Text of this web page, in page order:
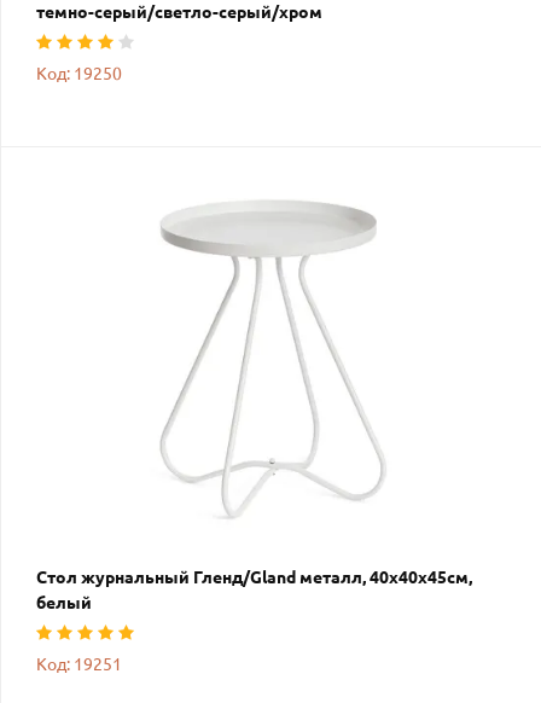
темно-серый/светло-серый/хром
Код: 19250
Стол журнальный Гленд/Gland металл, 40х40х45см,
белый
Код: 19251